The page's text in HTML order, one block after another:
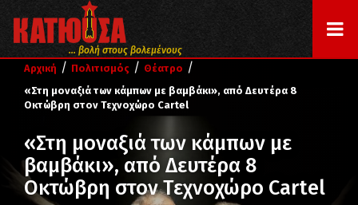
... βολή στους βολεμένους
Αρχική / Πολιτισμός / Θέατρο /
«Στη μοναξιά των κάμπων με βαμβάκι», από Δευτέρα 8
Οκτώβρη στον Τεχνοχώρο Cartel
«Στη μοναξιά των κάμπων με
βαμβάκι», από Δευτέρα 8
Οκτώβρη στον Τεχνοχώρο Cartel